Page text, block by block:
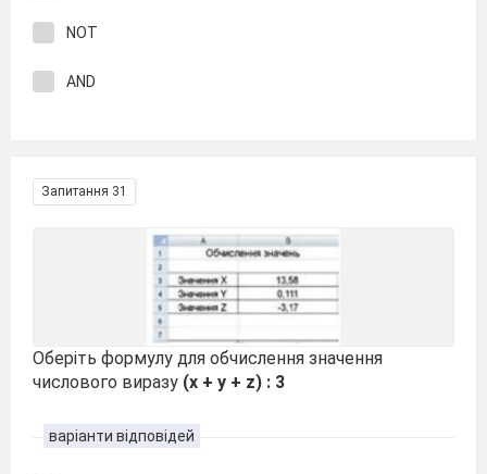
NOT
AND
Запитання 31
Оберіть формулу для обчислення значення
числового виразу (x + y + z) : 3
варіанти відповідей